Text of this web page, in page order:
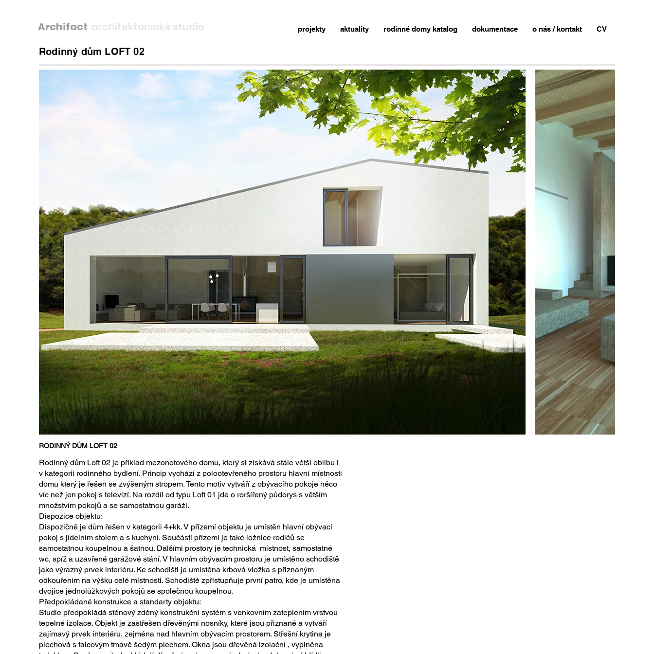
Archifact architektonické studio projekty aktuality rodinné domy katalog dokumentace o nás / kontakt CV
Rodinný dům LOFT 02
RODINNÝ DŮM LOFT 02
Rodinný dům Loft 02 je příklad mezonotového domu, který si získává stále větší oblibu i
v kategorii rodinného bydlení. Princip vychází z polootevřeného prostoru hlavní místnosti
domu který je řešen se zvýšeným stropem. Tento motiv vytváří z obývacího pokoje něco
víc než jen pokoj s televizí. Na rozdíl od typu Loft 01 jde o roršířený půdorys s větším
množstvím pokojů a se samostatnou garáží.
Dispozice objektu:
Dispozičně je dům řešen v kategorii 4+kk. V přízemí objektu je umístěn hlavní obývací
pokoj s jídelním stolem a s kuchyní. Součástí přízemí je také ložnice rodičů se
samostatnou koupelnou a šatnou. Dalšími prostory je technická místnost, samostatné
wc, spíž a uzavřené garážové stání. V hlavním obývacím prostoru je umístěno schodiště
jako výrazný prvek interiéru. Ke schodišti je umístěna krbová vložka s přiznaným
odkouřením na výšku celé místnosti. Schodiště zpřístupňuje první patro, kde je umístěna
dvojice jednolůžkových pokojů se společnou koupelnou.
Předpokládané konstrukce a standarty objektu:
Studie předpokládá stěnový zděný konstrukční systém s venkovním zateplením vrstvou
tepelné izolace. Objekt je zastřešen dřevěnými nosníky, které jsou přiznané a vytváří
zajímavý prvek interiéru, zejména nad hlavním obývacím prostorem. Střešní krytina je
plechová s falcovým tmavě šedým plechem. Okna jsou dřevěná izolační , vyplněna